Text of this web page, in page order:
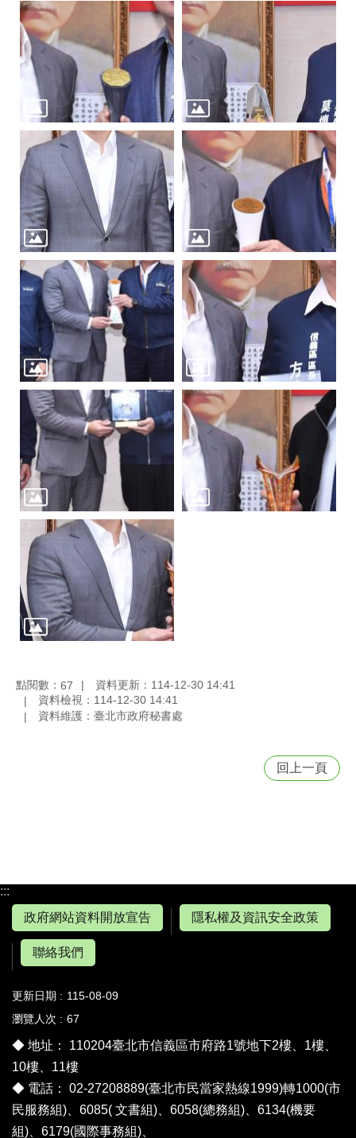
點閱數： 67
資料更新：114-12-30 14:41
資料檢視：114-12-30 14:41
資料維護：臺北市政府秘書處
回上一頁
:::
政府網站資料開放宣告
隱私權及資訊安全政策
聯絡我們
更新日期
115-08-09
瀏覽人次
67
◆ 地址： 110204臺北市信義區市府路1號地下2樓、1樓、
10樓、11樓
◆ 電話： 02-27208889(臺北市民當家熱線1999)轉1000(市
民服務組)、6085( 文書組)、6058(總務組)、6134(機要
組)、6179(國際事務組)、